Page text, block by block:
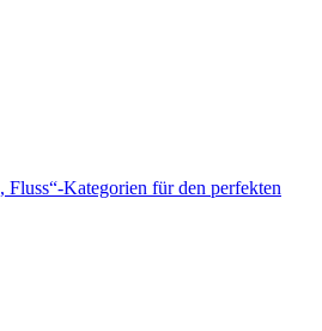
Fluss“-Kategorien für den perfekten